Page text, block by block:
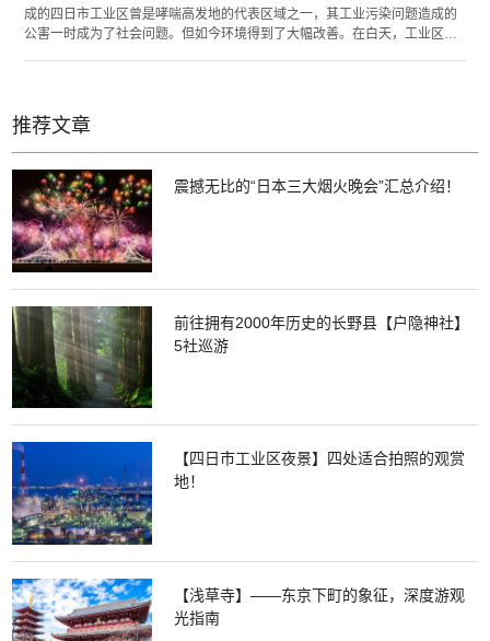
成的四日市工业区曾是哮喘高发地的代表区域之一，其工业污染问题造成的
公害一时成为了社会问题。但如今环境得到了大幅改善。在白天，工业区的
以从在运航的游船上欣赏。其他还有从陆上各处欣赏的景点，请务必从不同
的角度欣赏四日市工业区不同的姿态！
推荐文章
震撼无比的“日本三大烟火晚会”汇总介绍！
前往拥有2000年历史的长野县【户隐神社】
5社巡游
【四日市工业区夜景】四处适合拍照的观赏
地！
【浅草寺】——东京下町的象征，深度游观
光指南